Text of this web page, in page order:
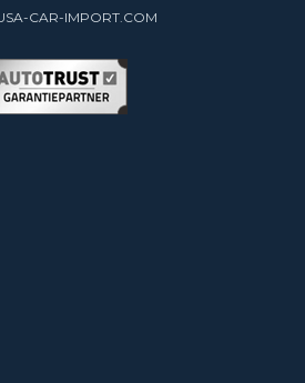
CAR-IMPORT.COM